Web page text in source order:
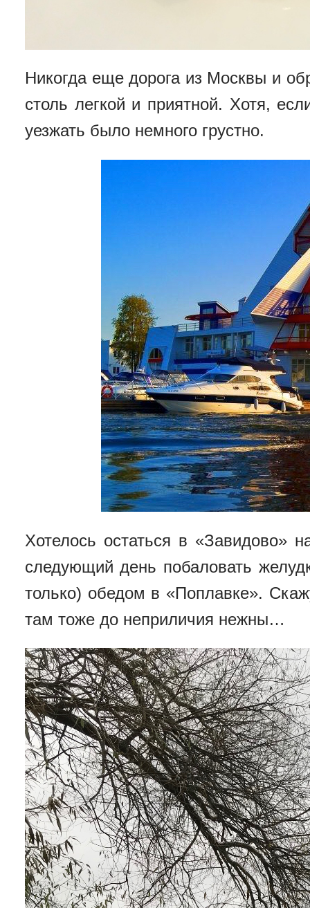
Никогда еще дорога из Москвы и
столь легкой и приятной. Хотя,
уезжать было немного грустно.
Хотелось остаться в «Завидово»
следующий день побаловать
только) обедом в «Поплавке».
там тоже до неприличия нежны…